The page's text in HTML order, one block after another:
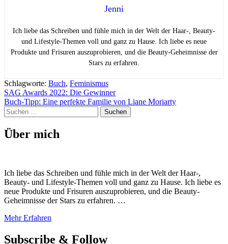
Jenni
Ich liebe das Schreiben und fühle mich in der Welt der Haar-, Beauty-
und Lifestyle-Themen voll und ganz zu Hause. Ich liebe es neue
Produkte und Frisuren auszuprobieren, und die Beauty-Geheimnisse der
Stars zu erfahren.
Schlagworte: Buch, Feminismus
Beitragsnavigation
SAG Awards 2022: Die Gewinner
Buch-Tipp: Eine perfekte Familie von Liane Moriarty
Suchen
nach:
Über mich
Ich liebe das Schreiben und fühle mich in der Welt der Haar-,
Beauty- und Lifestyle-Themen voll und ganz zu Hause. Ich liebe es
neue Produkte und Frisuren auszuprobieren, und die Beauty-
Geheimnisse der Stars zu erfahren. …
Mehr Erfahren
Subscribe & Follow